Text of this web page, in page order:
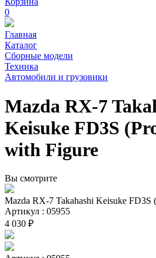
0
Главная
Каталог
Сборные модели
Техника
Автомобили и грузовики
Mazda RX-7
Keisuke FD3S
with Figure
Вы смотрите
Mazda RX-7 Takahashi Keisuke FD3S
Артикул : 05955
4 030 ₽